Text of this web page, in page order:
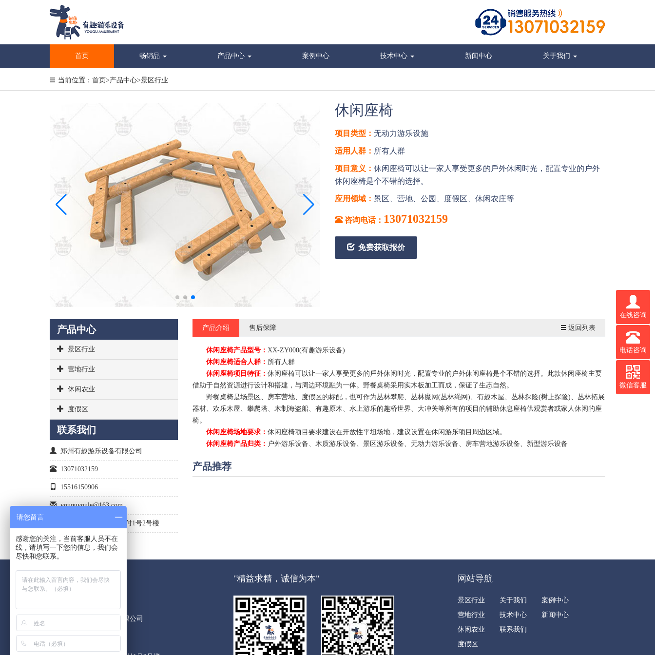
首页 畅销品 产品中心 案例中心 技术中心 新闻中心 关于我们
当前位置： 首页>产品中心>景区行业
休闲座椅
项目类型： 无动力游乐设施
适用人群： 所有人群
项目意义： 休闲座椅可以让一家人享受更多的戶外休闲时光，配置专业的户外
休闲座椅是个不错的选择。
应用领域： 景区、营地、公园、度假区、休闲农庄等
咨询电话： 13071032159
免费获取报价
产品中心
景区行业
营地行业
休闲农业
度假区
联系我们
郑州有趣游乐设备有限公司
13071032159
15516150906
youquyoule@163.com
郑州市航海中路185号付1号2号楼
产品介绍 售后保障 返回列表
休闲座椅产品型号： XX-ZY000(有趣游乐设备)
休闲座椅适合人群： 所有人群
休闲座椅项目特征： 休闲座椅可以让一家人享受更多的戶外休闲时光，配置专业的户外休闲座椅是个不错的选择。此款休闲座椅主要
借助于自然资源进行设计和搭建，与周边环境融为一体。野餐桌椅采用实木板加工而成，保证了生态自然。
野餐桌椅是场景区、房车营地、度假区的标配，也可作为丛林攀爬、丛林魔网(丛林绳网)、有趣木屋、丛林探险(树上探险)、丛林拓展
器材、欢乐木屋、攀爬塔、木制海盗船、有趣原木、水上游乐的趣桥世界、大冲关等所有的项目的辅助休息座椅供观赏者或家人休闲的座
椅。
休闲座椅场地要求： 休闲座椅项目要求建设在开放性平坦场地，建议设置在休闲游乐项目周边区域。
休闲座椅产品归类： 户外游乐设备、木质游乐设备、景区游乐设备、无动力游乐设备、房车营地游乐设备、新型游乐设备
产品推荐
联系我们
郑州有趣游乐设备有限公司
15516150906
youquyoule@163.com
"精益求精，诚信为本" 网站导航
景区行业
营地行业
休闲农业
度假区
关于我们
技术中心
联系我们
案例中心
新闻中心
在线咨询
电话咨询
微信客服
请您留言
感谢您的关注，当前客服人员不在
线，请填写一下您的信息，我们会
尽快和您联系。